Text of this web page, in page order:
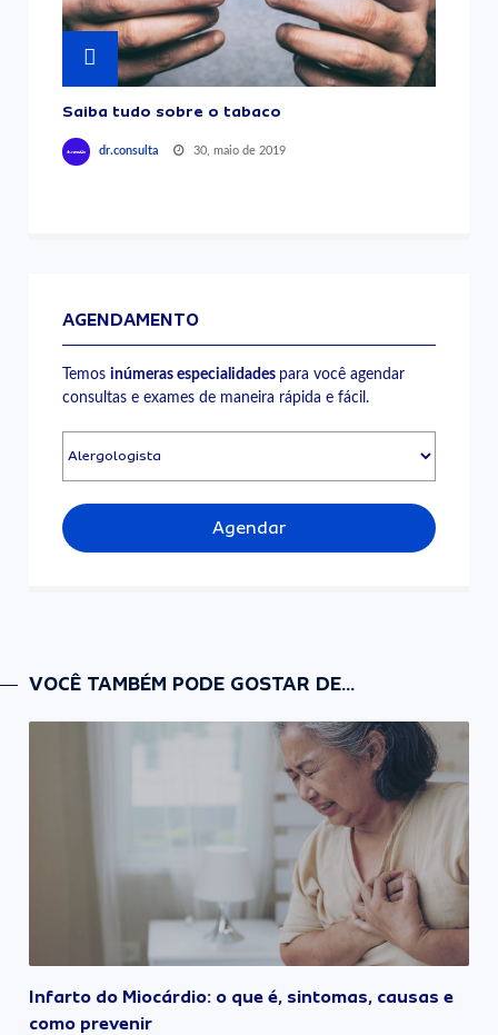
Saiba tudo sobre o tabaco
dr.consulta 30, maio de 2019
AGENDAMENTO
Temosinúmeras especialidades para você agendar
consultas e exames de maneira rápida e fácil.
Agendar
VOCÊ TAMBÉM PODE GOSTAR DE...
Infarto do Miocárdio: o que é, sintomas, causas e
como prevenir